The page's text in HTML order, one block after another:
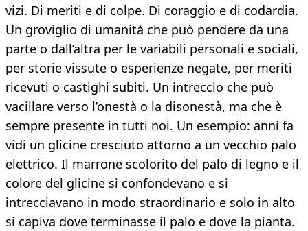
vizi. Di meriti e di colpe. Di coraggio e di codardia.
Un groviglio di umanità che può pendere da una
parte o dall’altra per le variabili personali e sociali,
per storie vissute o esperienze negate, per meriti
ricevuti o castighi subiti. Un intreccio che può
vacillare verso l’onestà o la disonestà, ma che è
sempre presente in tutti noi. Un esempio: anni fa
vidi un glicine cresciuto attorno a un vecchio palo
elettrico. Il marrone scolorito del palo di legno e il
colore del glicine si confondevano e si
intrecciavano in modo straordinario e solo in alto
si capiva dove terminasse il palo e dove la pianta.